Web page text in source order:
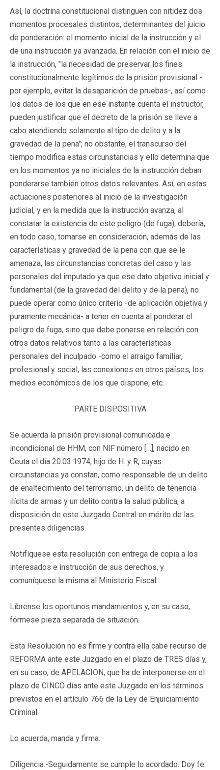
Así, la doctrina constitucional distinguen con nitidez dos
momentos procesales distintos, determinantes del juicio
de ponderación: el momento inicial de la instrucción y el
de una instrucción ya avanzada. En relación con el inicio de
la instrucción, "la necesidad de preservar los fines
constitucionalmente legítimos de la prisión provisional -
por ejemplo, evitar la desaparición de pruebas-, así como
los datos de los que en ese instante cuenta el instructor,
pueden justificar que el decreto de la prisión se lleve a
cabo atendiendo solamente al tipo de delito y a la
gravedad de la pena"; no obstante, el transcurso del
tiempo modifica estas circunstancias y ello determina que
en los momentos ya no iniciales de la instrucción deban
ponderarse también otros datos relevantes. Así, en estas
actuaciones posteriores al inicio de la investigación
judicial, y en la medida que la instrucción avanza, al
constatar la existencia de este peligro (de fuga), debería,
en todo caso, tomarse en consideración, además de las
características y gravedad de la pena con que se le
amenaza, las circunstancias concretas del caso y las
personales del imputado ya que ese dato objetivo inicial y
fundamental (de la gravedad del delito y de la pena), no
puede operar como único criterio -de aplicación objetiva y
puramente mecánica- a tener en cuenta al ponderar el
peligro de fuga, sino que debe ponerse en relación con
otros datos relativos tanto a las características
personales del inculpado -como el arraigo familiar,
profesional y social, las conexiones en otros países, los
medios económicos de los que dispone, etc.
PARTE DISPOSITIVA
Se acuerda la prisión provisional comunicada e
incondicional de HHM, con NIF número […], nacido en
Ceuta el día 20.03.1974, hijo de H. y R, cuyas
circunstancias ya constan, como responsable de un delito
de enaltecimiento del terrorismo, un delito de tenencia
ilícita de armas y un delito contra la salud pública, a
disposición de este Juzgado Central en mérito de las
presentes diligencias.
Notifíquese esta resolución con entrega de copia a los
interesados e instrucción de sus derechos, y
comuníquese la misma al Ministerio Fiscal.
Líbrense los oportunos mandamientos y, en su caso,
fórmese pieza separada de situación.
Esta Resolución no es firme y contra ella cabe recurso de
REFORMA ante este Juzgado en el plazo de TRES días y,
en su caso, de APELACION, que ha de interponerse en el
plazo de CINCO días ante este Juzgado en los términos
previstos en el artículo 766 de la Ley de Enjuiciamiento
Criminal.
Lo acuerda, manda y firma.
Diligencia.-Seguidamente se cumple lo acordado. Doy fe.